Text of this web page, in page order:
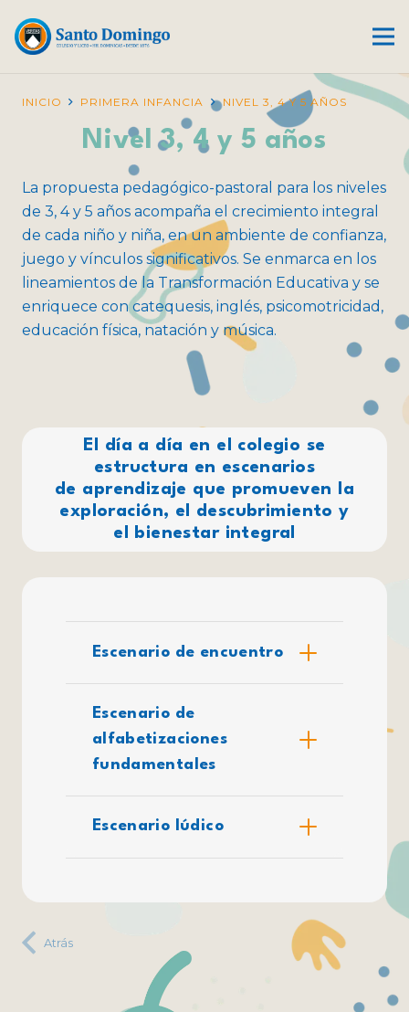
INICIO PRIMERA INFANCIA NIVEL 3, 4 Y 5 AÑOS
Nivel 3, 4 y 5 años
La propuesta pedagógico-pastoral para los niveles
de 3, 4 y 5 años acompaña el crecimiento integral
de cada niño y niña, en un ambiente de confianza,
juego y vínculos significativos. Se enmarca en los
lineamientos de la Transformación Educativa y se
enriquece con catequesis, inglés, psicomotricidad,
educación física, natación y música.
El día a día en el colegio se
estructura en escenarios
de aprendizaje que promueven la
exploración, el descubrimiento y
el bienestar integral
Escenario de encuentro
Escenario de
alfabetizaciones
fundamentales
Escenario lúdico
Atrás